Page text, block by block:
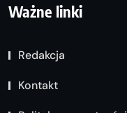
Ważne linki
Redakcja
Kontakt